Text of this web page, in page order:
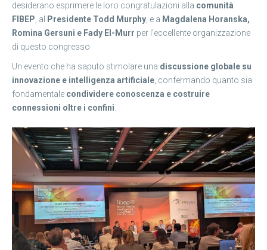
desiderano esprimere le loro congratulazioni alla comunità
FIBEP , al Presidente Todd Murphy , e a Magdalena Horanska,
Romina Gersuni e Fady El-Murr per l’eccellente organizzazione
di questo congresso.
Un evento che ha saputo stimolare una discussione globale su
innovazione e intelligenza artificiale , confermando quanto sia
fondamentale condividere conoscenza e costruire
connessioni oltre i confini